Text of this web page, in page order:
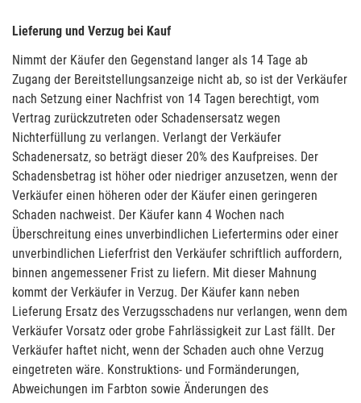
Lieferung und Verzug bei Kauf
Nimmt der Käufer den Gegenstand langer als 14 Tage ab
Zugang der Bereitstellungsanzeige nicht ab, so ist der Verkäufer
nach Setzung einer Nachfrist von 14 Tagen berechtigt, vom
Vertrag zurückzutreten oder Schadensersatz wegen
Nichterfüllung zu verlangen. Verlangt der Verkäufer
Schadenersatz, so beträgt dieser 20% des Kaufpreises. Der
Schadensbetrag ist höher oder niedriger anzusetzen, wenn der
Verkäufer einen höheren oder der Käufer einen geringeren
Schaden nachweist. Der Käufer kann 4 Wochen nach
Überschreitung eines unverbindlichen Liefertermins oder einer
unverbindlichen Lieferfrist den Verkäufer schriftlich auffordern,
binnen angemessener Frist zu liefern. Mit dieser Mahnung
kommt der Verkäufer in Verzug. Der Käufer kann neben
Lieferung Ersatz des Verzugsschadens nur verlangen, wenn dem
Verkäufer Vorsatz oder grobe Fahrlässigkeit zur Last fällt. Der
Verkäufer haftet nicht, wenn der Schaden auch ohne Verzug
eingetreten wäre. Konstruktions- und Formänderungen,
Abweichungen im Farbton sowie Änderungen des